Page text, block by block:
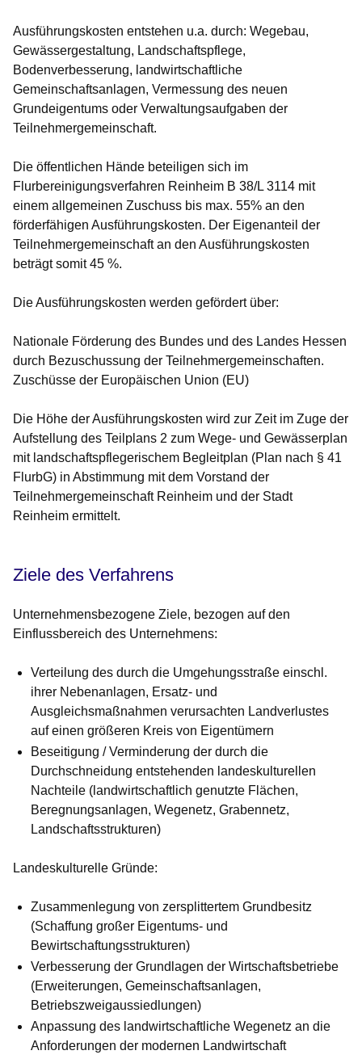
Ausführungskosten entstehen u.a. durch: Wegebau,
Gewässergestaltung, Landschaftspflege,
Bodenverbesserung, landwirtschaftliche
Gemeinschaftsanlagen, Vermessung des neuen
Grundeigentums oder Verwaltungsaufgaben der
Teilnehmergemeinschaft.
Die öffentlichen Hände beteiligen sich im
Flurbereinigungsverfahren Reinheim B 38/L 3114 mit
einem allgemeinen Zuschuss bis max. 55% an den
förderfähigen Ausführungskosten. Der Eigenanteil der
Teilnehmergemeinschaft an den Ausführungskosten
beträgt somit 45 %.
Die Ausführungskosten werden gefördert über:
Nationale Förderung des Bundes und des Landes Hessen
durch Bezuschussung der Teilnehmergemeinschaften.
Zuschüsse der Europäischen Union (EU)
Die Höhe der Ausführungskosten wird zur Zeit im Zuge der
Aufstellung des Teilplans 2 zum Wege- und Gewässerplan
mit landschaftspflegerischem Begleitplan (Plan nach § 41
FlurbG) in Abstimmung mit dem Vorstand der
Teilnehmergemeinschaft Reinheim und der Stadt
Reinheim ermittelt.
Ziele des Verfahrens
Unternehmensbezogene Ziele, bezogen auf den
Einflussbereich des Unternehmens:
Verteilung des durch die Umgehungsstraße einschl.
ihrer Nebenanlagen, Ersatz- und
Ausgleichsmaßnahmen verursachten Landverlustes
auf einen größeren Kreis von Eigentümern
Beseitigung / Verminderung der durch die
Durchschneidung entstehenden landeskulturellen
Nachteile (landwirtschaftlich genutzte Flächen,
Beregnungsanlagen, Wegenetz, Grabennetz,
Landschaftsstrukturen)
Landeskulturelle Gründe:
Zusammenlegung von zersplittertem Grundbesitz
(Schaffung großer Eigentums- und
Bewirtschaftungsstrukturen)
Verbesserung der Grundlagen der Wirtschaftsbetriebe
(Erweiterungen, Gemeinschaftsanlagen,
Betriebszweigaussiedlungen)
Anpassung des landwirtschaftliche Wegenetz an die
Anforderungen der modernen Landwirtschaft